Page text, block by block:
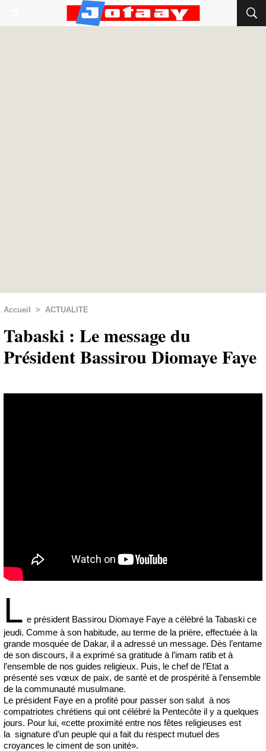
Accueil > ACTUALITE
Tabaski : Le message du
Président Bassirou Diomaye Faye
L e président Bassirou Diomaye Faye a célébré la Tabaski ce
jeudi. Comme à son habitude, au terme de la prière, effectuée à la
grande mosquée de Dakar, il a adressé un message. Dès l’entame
de son discours, il a exprimé sa gratitude à l’imam ratib et à
l’ensemble de nos guides religieux. Puis, le chef de l’Etat a
présenté ses vœux de paix, de santé et de prospérité à l’ensemble
de la communauté musulmane.
Le président Faye en a profité pour passer son salut à nos
compatriotes chrétiens qui ont célébré la Pentecôte il y a quelques
jours. Pour lui, «cette proximité entre nos fêtes religieuses est
la signature d’un peuple qui a fait du respect mutuel des
croyances le ciment de son unité».